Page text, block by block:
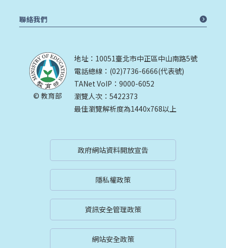
© 教育部
地址：10051臺北市中正區中山南路5號
電話總線：(02)7736-6666(代表號)
TANet VoIP：9000-6052
瀏覽人次：5422373
最佳瀏覽解析度為1440x768以上
聯絡我們
政府網站資料開放宣告
隱私權政策
資訊安全管理政策
網站安全政策